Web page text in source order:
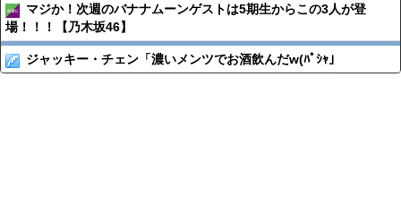
マジか！次週のバナナムーンゲストは5期生からこの3人が登
場！！！【乃木坂46】
ジャッキー・チェン「濃いメンツでお酒飲んだw(ﾊﾟｼｬ」